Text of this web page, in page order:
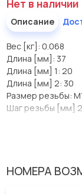
Нет в наличии
Описание
Вес [кг]: 0.068
Длина [мм]: 37
Длина [мм] 1: 20
Длина [мм] 2: 30
Размер резьбы:
Шаг резьбы [мм]
Длина [мм]
НОМЕРА